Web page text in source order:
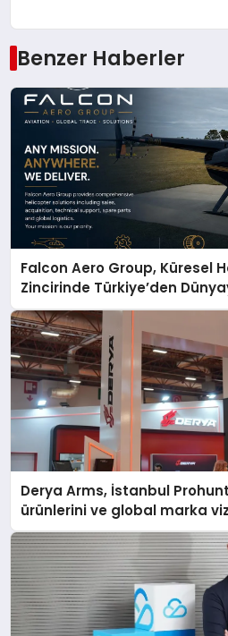
Benzer Haberler
Falcon Aero Group, Küresel
Zincirinde Türkiye’den
Derya Arms, İstanbul
ürünlerini ve global marka